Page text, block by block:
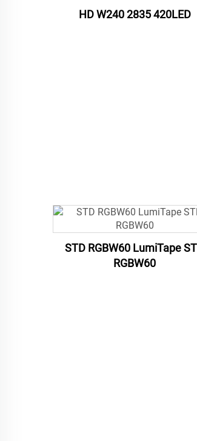
HD W240 2835 420LED
STD RGBW60 LumiTape
RGBW60